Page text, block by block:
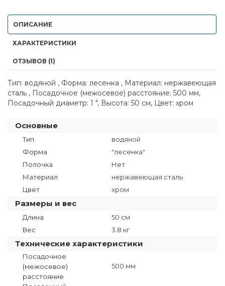
ОПИСАНИЕ
ХАРАКТЕРИСТИКИ
ОТЗЫВОВ (1)
Тип: водяной , Форма: лесенка , Материал: нержавеющая
сталь , Посадочное (межосевое) расстояние: 500 мм,
Посадочный диаметр: 1 ", Высота: 50 см, Цвет: хром
Основные
Тип
водяной
Форма
"лесенка"
Полочка
Нет
Материал
нержавеющая сталь
Цвет
хром
Размеры и вес
Длина
50 см
Вес
3.8 кг
Технические характеристики
Посадочное
(межосевое)
расстояние
500 мм